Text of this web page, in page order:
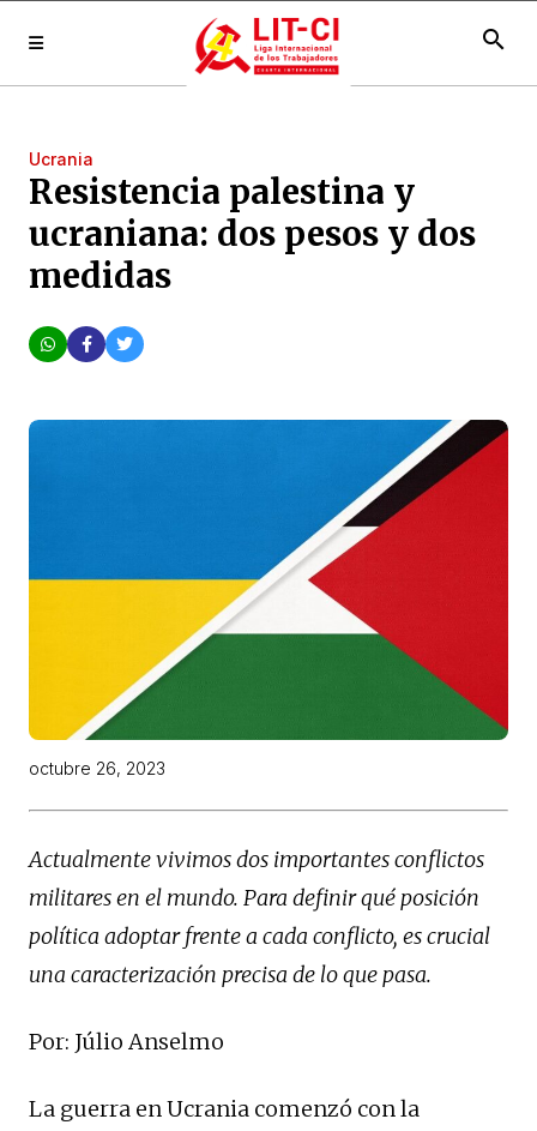
search
Ucrania
Resistencia palestina y
ucraniana: dos pesos y dos
medidas
octubre 26, 2023
Actualmente vivimos dos importantes conflictos
militares en el mundo. Para definir qué posición
política adoptar frente a cada conflicto, es crucial
una caracterización precisa de lo que pasa.
Por: Júlio Anselmo
La guerra en Ucrania comenzó con la